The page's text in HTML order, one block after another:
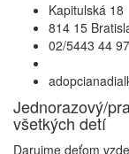
Kapitulská 18
814 15
02/5443 44 97
Jednorazový/
všetkých detí
Darujme deťom